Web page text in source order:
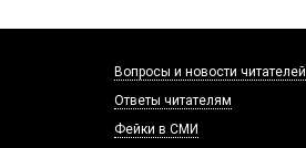
Вопросы и новости читателей
Ответы читателям
Фейки в СМИ